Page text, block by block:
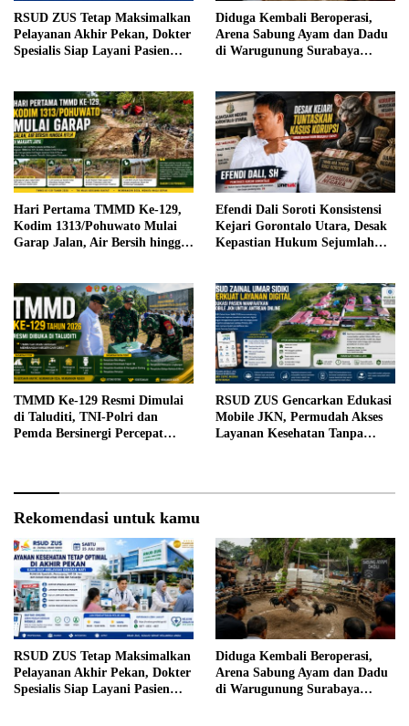
RSUD ZUS Tetap Maksimalkan
Pelayanan Akhir Pekan, Dokter
Spesialis Siap Layani Pasien
Diduga Kembali Beroperasi,
Arena Sabung Ayam dan Dadu
di Warugunung Surabaya
Hari Pertama TMMD Ke-129,
Kodim 1313/Pohuwato Mulai
Garap Jalan, Air Bersih hingga
Efendi Dali Soroti Konsistensi
Kejari Gorontalo Utara, Desak
Kepastian Hukum Sejumlah
TMMD Ke-129 Resmi Dimulai
di Taluditi, TNI-Polri dan
Pemda Bersinergi Percepat
RSUD ZUS Gencarkan Edukasi
Mobile JKN, Permudah Akses
Layanan Kesehatan Tanpa
Rekomendasi untuk kamu
RSUD ZUS Tetap Maksimalkan
Pelayanan Akhir Pekan, Dokter
Spesialis Siap Layani Pasien
Diduga Kembali Beroperasi,
Arena Sabung Ayam dan Dadu
di Warugunung Surabaya